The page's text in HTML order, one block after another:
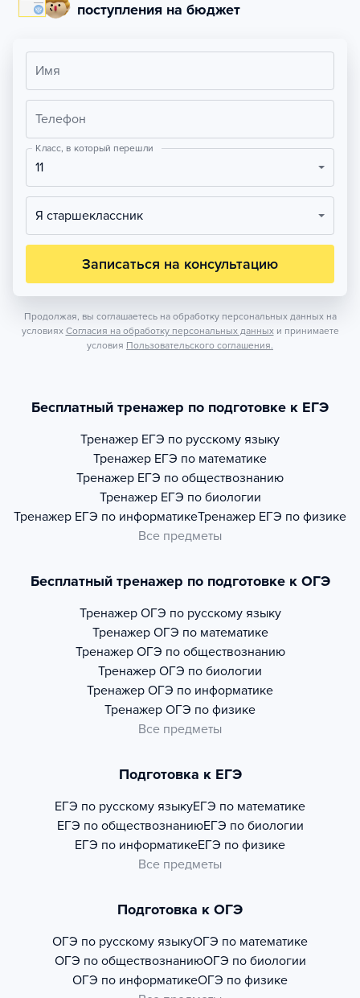
поступления на бюджет
Имя
Телефон
Класс, в который перешли
11
Я старшеклассник
Записаться на консультацию
Продолжая, вы соглашаетесь на обработку персональных данных на
условиях Согласия на обработку персональных данных и принимаете
условия Пользовательского соглашения.
Бесплатный тренажер по подготовке к ЕГЭ
Тренажер ЕГЭ по русскому языку
Тренажер ЕГЭ по математике
Тренажер ЕГЭ по обществознанию
Тренажер ЕГЭ по биологии
Тренажер ЕГЭ по информатикеТренажер ЕГЭ по физике
Все предметы
Бесплатный тренажер по подготовке к ОГЭ
Тренажер ОГЭ по русскому языку
Тренажер ОГЭ по математике
Тренажер ОГЭ по обществознанию
Тренажер ОГЭ по биологии
Тренажер ОГЭ по информатике
Тренажер ОГЭ по физике
Все предметы
Подготовка к ЕГЭ
ЕГЭ по русскому языкуЕГЭ по математике
ЕГЭ по обществознаниюЕГЭ по биологии
ЕГЭ по информатикеЕГЭ по физике
Все предметы
Подготовка к ОГЭ
ОГЭ по русскому языкуОГЭ по математике
ОГЭ по обществознаниюОГЭ по биологии
ОГЭ по информатикеОГЭ по физике